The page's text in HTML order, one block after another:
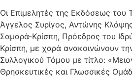
Οι Επιμελητές της Εκδόσεως του
Άγγελος Συρίγος, Αντώνης
Σαμαρά-Κρίσπη, Πρόεδρος του
Κρίσπη, με χαρά ανακοινώνουν
Συλλογικού Τόμου με τίτλο:
Θρησκευτικές και Γλωσσικές